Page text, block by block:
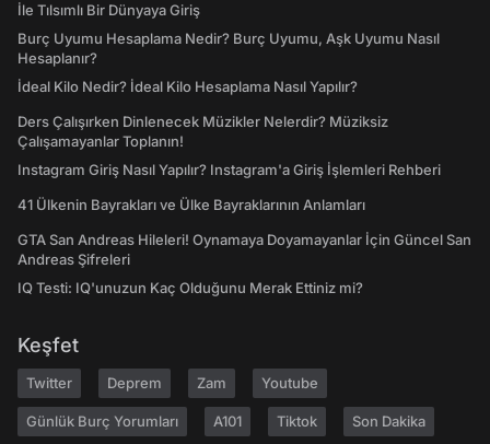
İle Tılsımlı Bir Dünyaya Giriş
Burç Uyumu Hesaplama Nedir? Burç Uyumu, Aşk Uyumu Nasıl
Hesaplanır?
İdeal Kilo Nedir? İdeal Kilo Hesaplama Nasıl Yapılır?
Ders Çalışırken Dinlenecek Müzikler Nelerdir? Müziksiz
Çalışamayanlar Toplanın!
Instagram Giriş Nasıl Yapılır? Instagram'a Giriş İşlemleri Rehberi
41 Ülkenin Bayrakları ve Ülke Bayraklarının Anlamları
GTA San Andreas Hileleri! Oynamaya Doyamayanlar İçin Güncel San
Andreas Şifreleri
IQ Testi: IQ'unuzun Kaç Olduğunu Merak Ettiniz mi?
Keşfet
Twitter Deprem Zam Youtube
Günlük Burç Yorumları A101 Tiktok Son Dakika